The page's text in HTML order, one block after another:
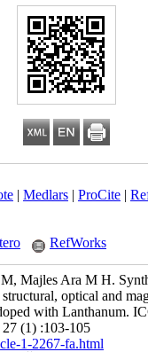
|Medlars|ProCite|
RefWorks
M, Majles Ara M H.
structural, optical and
with Lanthanum.
27 (1) :103-105
1-2267-fa.html